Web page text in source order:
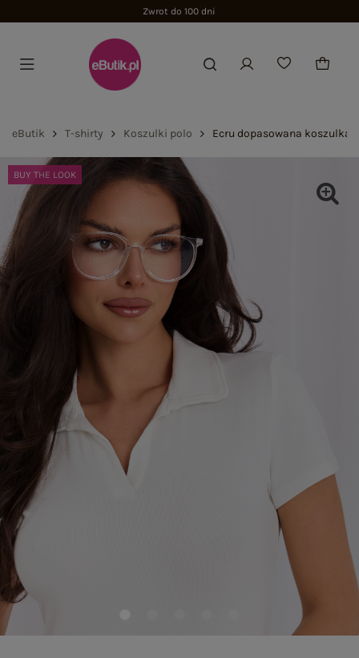
Zwrot do 100 dni
eButik T-shirty Koszulki polo Ecru dopasowana koszulka
BUY THE LOOK